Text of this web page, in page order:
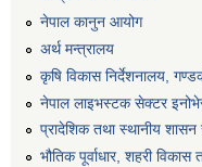
नेपाल कानुन आयोग
अर्थ मन्त्रालय
कृषि विकास निर्देशनालय,
नेपाल लाइभस्टक सेक्टर
प्रादेशिक तथा स्थानीय शासन
भौतिक पूर्वाधार, शहरी